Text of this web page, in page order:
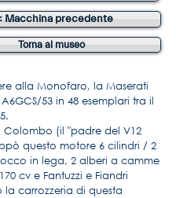
Macchina precedente
Torna al museo
alla Monofaro, la Maserati
53 in 48 esemplari tra il
(il "padre del V12
questo motore 6 cilindri / 2
in lega, 2 alberi a camme
cv e Fantuzzi e Fiandri
la carrozzeria di questa